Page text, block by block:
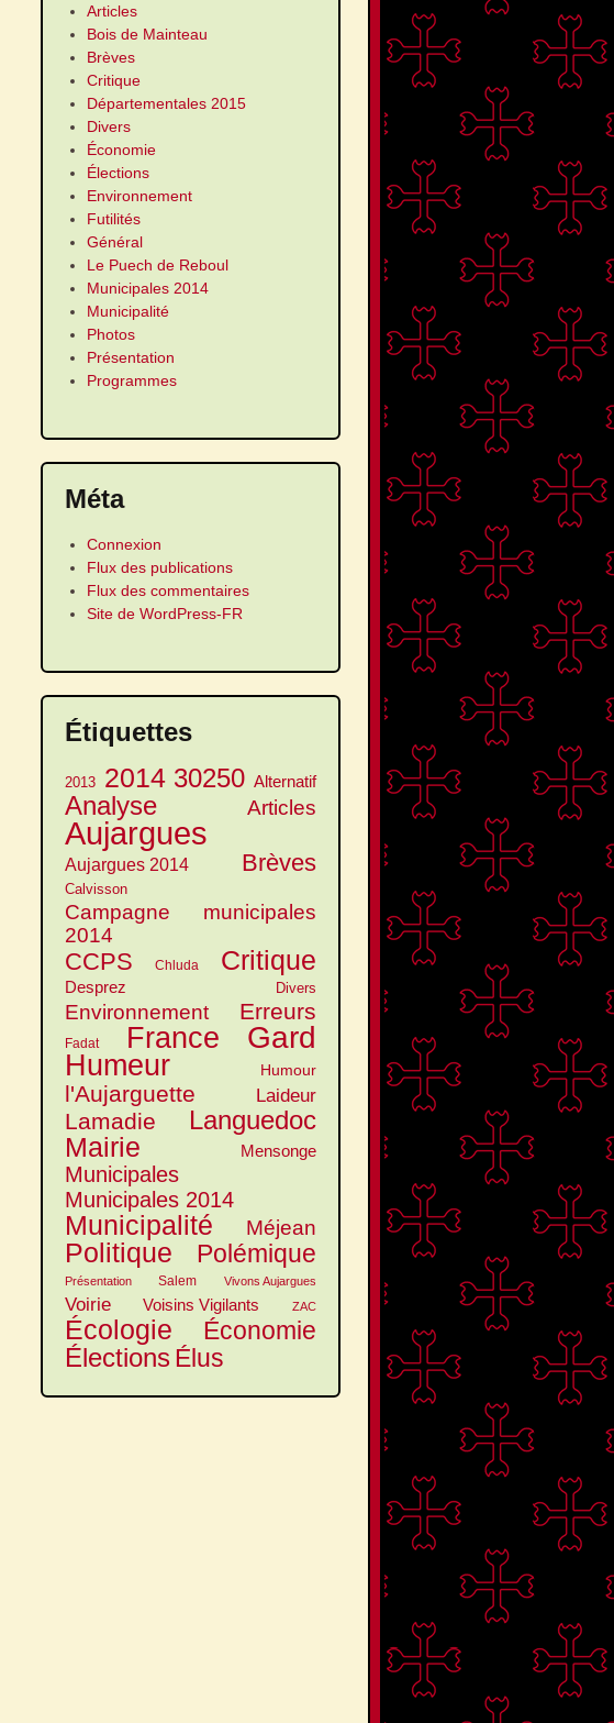
Articles
Bois de Mainteau
Brèves
Critique
Départementales 2015
Divers
Économie
Élections
Environnement
Futilités
Général
Le Puech de Reboul
Municipales 2014
Municipalité
Photos
Présentation
Programmes
Méta
Connexion
Flux des publications
Flux des commentaires
Site de WordPress-FR
Étiquettes
2013 2014 30250 Alternatif
Analyse Articles
Aujargues
Aujargues 2014 Brèves
Calvisson
Campagne municipales
2014
CCPS Chluda Critique
Desprez Divers
Environnement Erreurs
Fadat France Gard
Humeur Humour
l'Aujarguette Laideur
Lamadie Languedoc
Mairie Mensonge
Municipales
Municipales 2014
Municipalité Méjean
Politique Polémique
Présentation Salem Vivons Aujargues
Voirie Voisins Vigilants ZAC
Écologie Économie
Élections Élus